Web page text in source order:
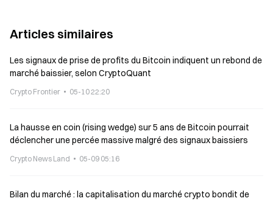
Articles similaires
Les signaux de prise de profits du Bitcoin indiquent un rebond de
marché baissier, selon CryptoQuant
Crypto Frontier 05-10 22:20
La hausse en coin (rising wedge) sur 5 ans de Bitcoin pourrait
déclencher une percée massive malgré des signaux baissiers
Crypto News Land 05-09 05:16
Bilan du marché : la capitalisation du marché crypto bondit de